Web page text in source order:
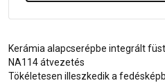
Kerámia alapcserépbe integrált
NA114 átvezetés
Tökéletesen illeszkedik a